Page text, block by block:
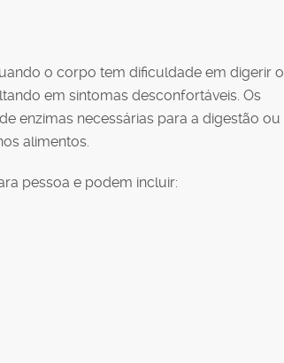
o corpo tem dificuldade em digerir
em sintomas desconfortáveis. Os
enzimas necessárias para a digestão ou
alimentos.
pessoa e podem incluir: